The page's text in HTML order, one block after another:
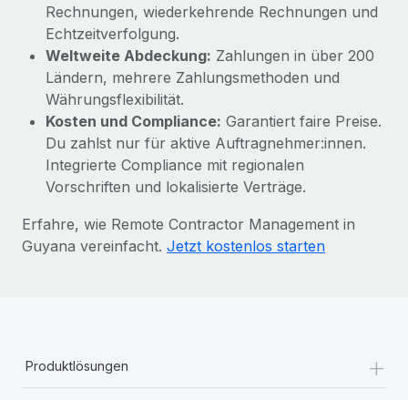
Rechnungen, wiederkehrende Rechnungen und
Echtzeitverfolgung.
Weltweite Abdeckung: Zahlungen in über 200
Ländern, mehrere Zahlungsmethoden und
Währungsflexibilität.
Kosten und Compliance: Garantiert faire Preise.
Du zahlst nur für aktive Auftragnehmer:innen.
Integrierte Compliance mit regionalen
Vorschriften und lokalisierte Verträge.
Erfahre, wie Remote Contractor Management in
Guyana vereinfacht. Jetzt kostenlos starten
Produktlösungen +